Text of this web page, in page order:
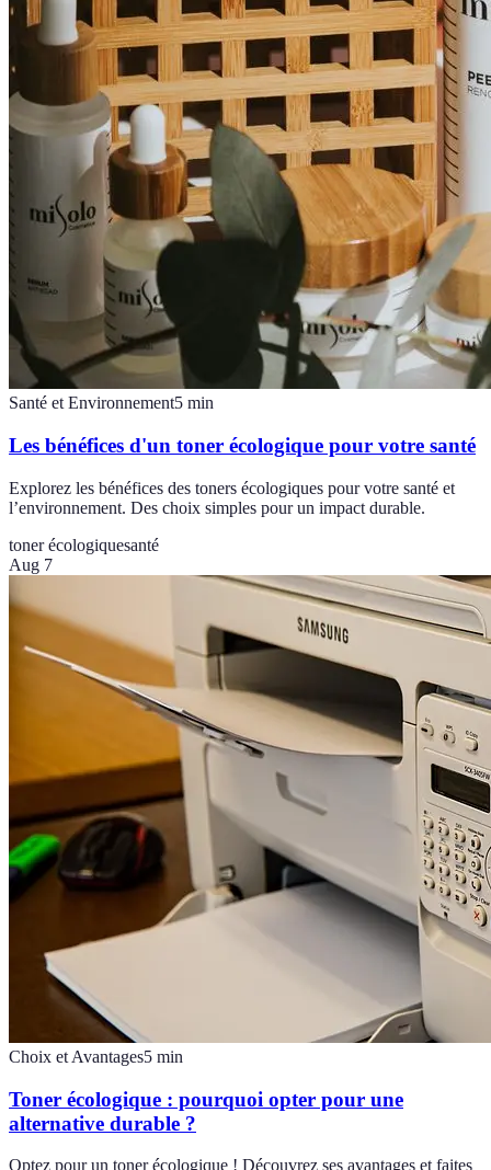
Santé et Environnement5 min
Les bénéfices d'un toner écologique pour votre santé
Explorez les bénéfices des toners écologiques pour votre santé et
l’environnement. Des choix simples pour un impact durable.
toner écologiquesanté
Aug 7
Choix et Avantages5 min
Toner écologique : pourquoi opter pour une
alternative durable ?
Optez pour un toner écologique ! Découvrez ses avantages et faites